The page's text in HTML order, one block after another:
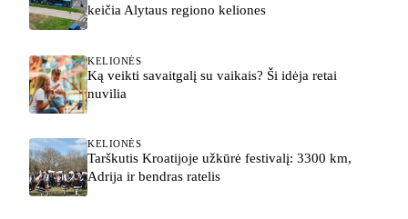
keičia Alytaus regiono keliones
KELIONĖS
Ką veikti savaitgalį su vaikais? Ši idėja retai
nuvilia
KELIONĖS
Tarškutis Kroatijoje užkūrė festivalį: 3300 km,
Adrija ir bendras ratelis